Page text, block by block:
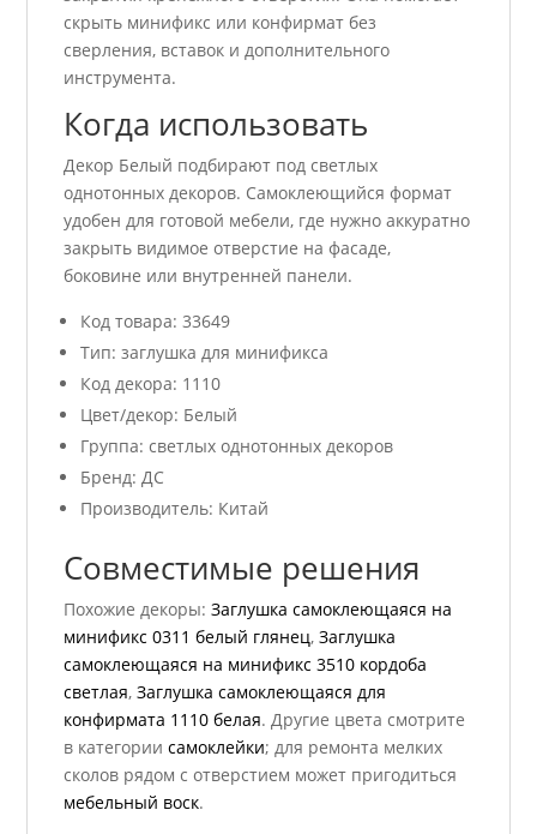
скрыть минификс или конфирмат без
сверления, вставок и дополнительного
инструмента.
Когда использовать
Декор Белый подбирают под светлых
однотонных декоров. Самоклеющийся формат
удобен для готовой мебели, где нужно аккуратно
закрыть видимое отверстие на фасаде,
боковине или внутренней панели.
Код товара: 33649
Тип: заглушка для минификса
Код декора: 1110
Цвет/декор: Белый
Группа: светлых однотонных декоров
Бренд: ДС
Производитель: Китай
Совместимые решения
Похожие декоры:Заглушка самоклеющаяся на
минификс 0311 белый глянец,Заглушка
самоклеющаяся на минификс 3510 кордоба
светлая,Заглушка самоклеющаяся для
конфирмата 1110 белая. Другие цвета смотрите
в категориисамоклейки; для ремонта мелких
сколов рядом с отверстием может пригодиться
мебельный воск.